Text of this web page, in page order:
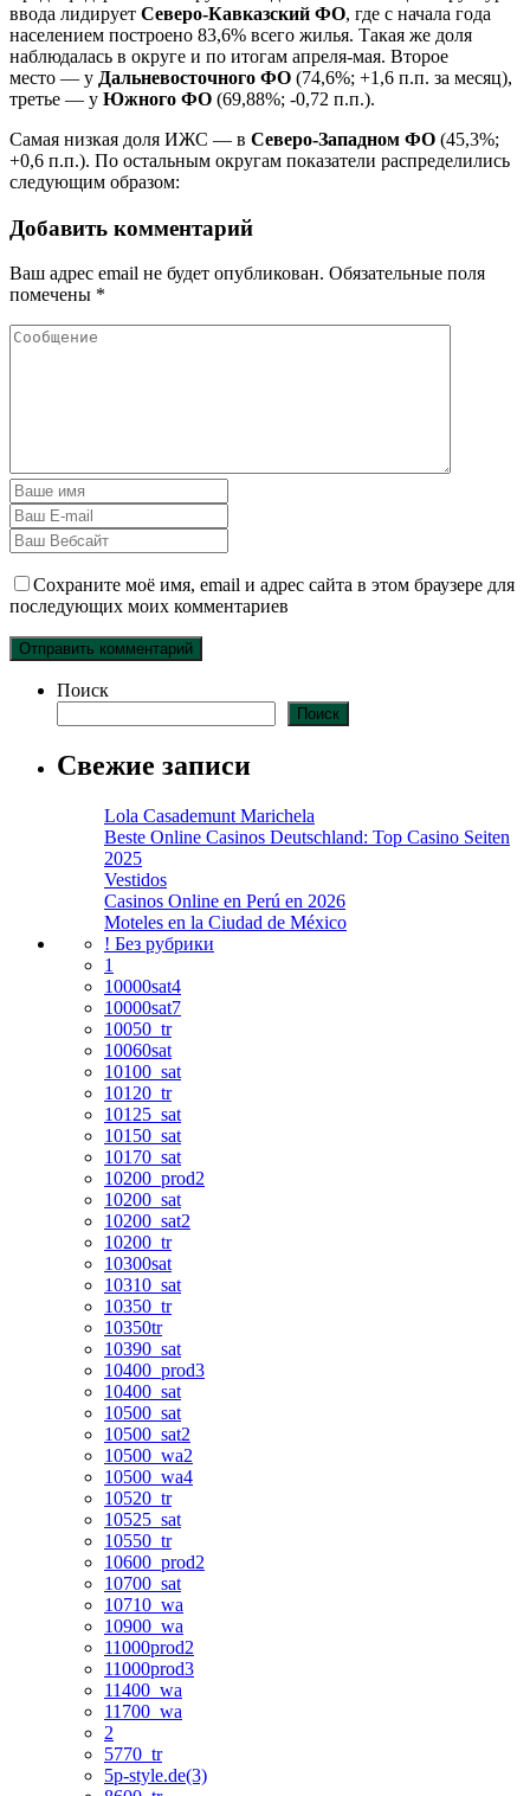
ввода лидирует Северо-Кавказский ФО, где с начала года
населением построено 83,6% всего жилья. Такая же доля
наблюдалась в округе и по итогам апреля-мая. Второе
место — у Дальневосточного ФО (74,6%; +1,6 п.п. за месяц),
третье — у Южного ФО (69,88%; -0,72 п.п.).
Самая низкая доля ИЖС — в Северо-Западном ФО (45,3%;
+0,6 п.п.). По остальным округам показатели распределились
следующим образом:
Добавить комментарий
Ваш адрес email не будет опубликован. Обязательные поля
помечены *
Сохраните моё имя, email и адрес сайта в этом браузере для
последующих моих комментариев
Поиск
Поиск
Свежие записи
Lola Casademunt Marichela
Beste Online Casinos Deutschland: Top Casino Seiten
2025
Vestidos
Casinos Online en Perú en 2026
Moteles en la Ciudad de México
! Без рубрики
1
10000sat4
10000sat7
10050_tr
10060sat
10100_sat
10120_tr
10125_sat
10150_sat
10170_sat
10200_prod2
10200_sat
10200_sat2
10200_tr
10300sat
10310_sat
10350_tr
10350tr
10390_sat
10400_prod3
10400_sat
10500_sat
10500_sat2
10500_wa2
10500_wa4
10520_tr
10525_sat
10550_tr
10600_prod2
10700_sat
10710_wa
10900_wa
11000prod2
11000prod3
11400_wa
11700_wa
2
5770_tr
5p-style.de(3)